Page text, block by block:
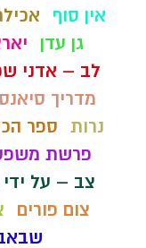
אין סוף
גן עדן
לב – אדני
מדריך סיאנס
נרות
ספר
פרשת
צב – על
צום פורים